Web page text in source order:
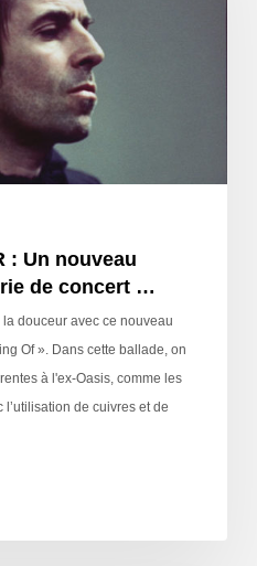
: Un nouveau
de concert …
douceur avec ce nouveau
Of ». Dans cette ballade, on
à l'ex-Oasis, comme les
de cuivres et de